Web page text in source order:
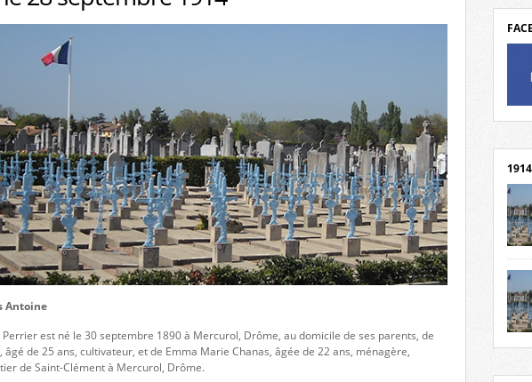
Antoine
est né le 30 septembre 1890 à Mercurol, Drôme, au domicile de ses parents, de
âgé de 25 ans, cultivateur, et de Emma Marie Chanas, âgée de 22 ans, ménagère,
de Saint-Clément à Mercurol, Drôme.
par